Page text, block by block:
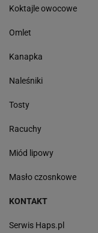
Koktajle owocowe
Omlet
Kanapka
Naleśniki
Tosty
Racuchy
Miód lipowy
Masło czosnkowe
KONTAKT
Serwis Haps.pl